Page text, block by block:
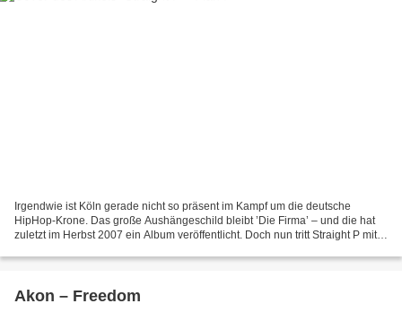
Irgendwie ist Köln gerade nicht so präsent im Kampf um die deutsche
HipHop-Krone. Das große Aushängeschild bleibt ’Die Firma’ – und die hat
zuletzt im Herbst 2007 ein Album veröffentlicht. Doch nun tritt Straight P mit
Akon – Freedom